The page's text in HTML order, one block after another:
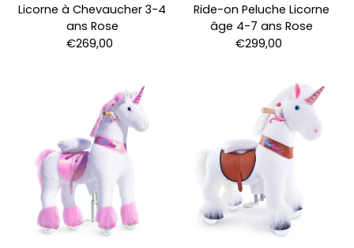
Licorne à Chevaucher 3-4
ans Rose
€269,00
Ride-on Peluche Licorne
âge 4-7 ans Rose
€299,00